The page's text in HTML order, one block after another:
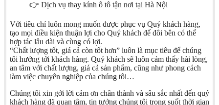
👉 Dịch vụ thay kính ô tô tận nơi tại Hà Nội
Với tiêu chí luôn mong muốn được phục vụ Quý khách hàng,
tạo mọi điều kiện thuận lợi cho Quý khách để đôi bên có thể
hợp tác lâu dài và cùng có lợi.
“Chất lượng tốt, giá cả còn tốt hơn” luôn là mục tiêu để chúng
tôi hướng tới khách hàng. Quý khách sẽ luôn cảm thấy hài lòng,
an tâm với chất lượng, giá cả sản phẩm, cũng như phong cách
làm việc chuyên nghiệp của chúng tôi…
Chúng tôi xin gởi lời cảm ơn chân thành và sâu sắc nhất đến quý
khách hàng đã quan tâm, tin tưởng chúng tôi trong suốt thời gian